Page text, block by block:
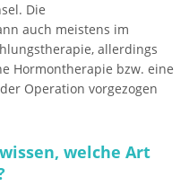
Die
auch meistens im
allerdings
Hormontherapie bzw. eine
Operation vorgezogen
welche Art